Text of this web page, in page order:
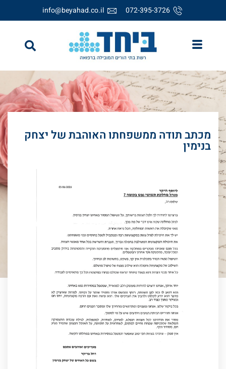
072-395-3726
info@beyahad.co.il
מכתב תודה ממשפחתו האוהבת של יצחק
בנימין